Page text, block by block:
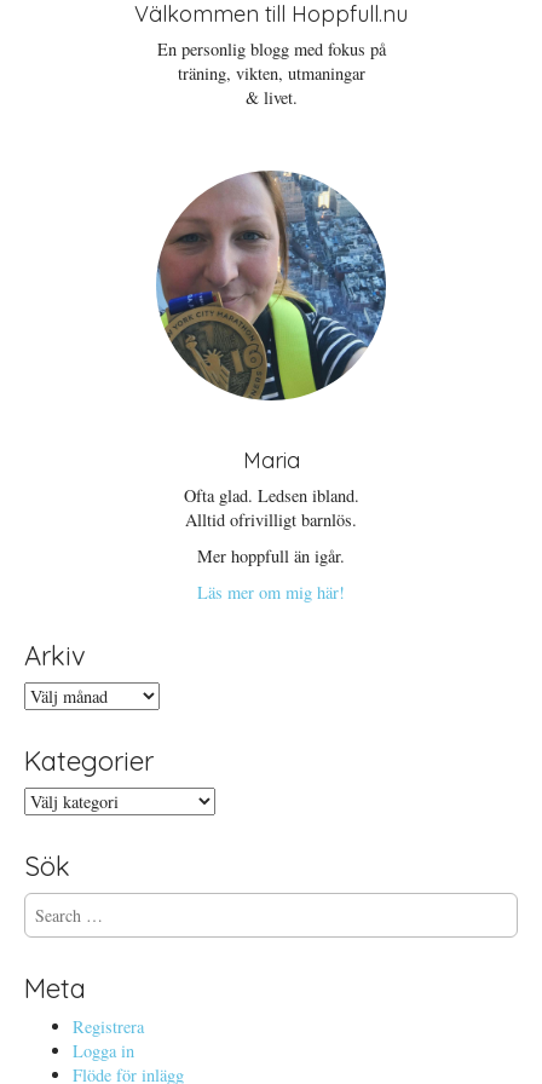
Välkommen till Hoppfull.nu
En personlig blogg med fokus på
träning, vikten, utmaningar
& livet.
Maria
Ofta glad. Ledsen ibland.
Alltid ofrivilligt barnlös.
Mer hoppfull än igår.
Läs mer om mig här!
Arkiv
Arkiv
Kategorier
Kategorier
Sök
S
e
r
cMeta
Registrera
Logga in
Flöde för inlägg